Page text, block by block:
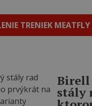
TRENIEK MEATFLY
Birell
stály